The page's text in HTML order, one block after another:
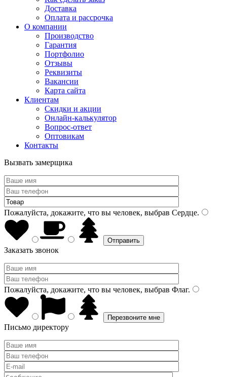
Доставка
Оплата и рассрочка
О компании
Производство
Гарантия
Портфолио
Отзывы
Реквизиты
Вакансии
Карта сайта
Клиентам
Скидки и акции
Онлайн-калькулятор
Вопрос-ответ
Оптовикам
Контакты
Вызвать замерщика
Пожалуйста, докажите, что вы человек, выбрав Сердце.
Заказать звонок
Пожалуйста, докажите, что вы человек, выбрав Флаг.
Письмо директору